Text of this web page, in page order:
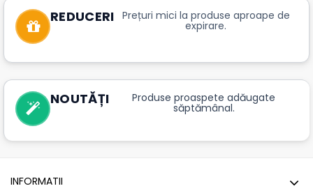
REDUCERI Prețuri mici la produse aproape de
expirare.
NOUTĂȚI Produse proaspete adăugate
săptămânal.
INFORMATII